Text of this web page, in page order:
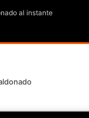
al instante